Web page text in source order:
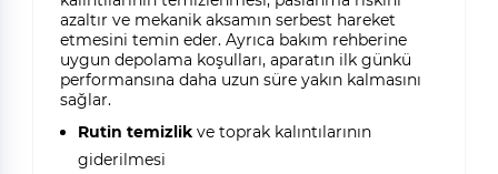
azaltır ve mekanik aksamın serbest hareket
etmesini temin eder. Ayrıca bakım rehberine
uygun depolama koşulları, aparatın ilk günkü
performansına daha uzun süre yakın kalmasını
sağlar.
Rutin temizlikve toprak kalıntılarının
giderilmesi